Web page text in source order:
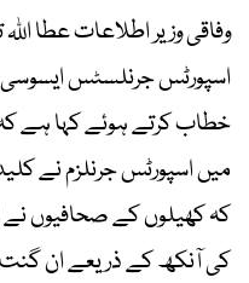
وفاقی وزیر اطلاعات عطا اللہ
اسپورٹس جرنلسٹس
خطاب کرتے ہوئے کہا ہے
میں اسپورٹس جرنلزم نے
کہ کھیلوں کے صحافیوں نے
کی آنکھ کے ذریعے ان گنت